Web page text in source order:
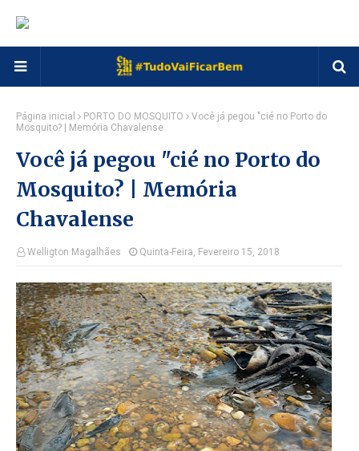
Página inicial PORTO DO MOSQUITO
Você já pegou "cié no Porto do
Mosquito? | Memória Chavalense
Você já pegou "cié no Porto do
Mosquito? | Memória
Chavalense
Welligton Magalhães Quinta-Feira, Fevereiro 15, 2018